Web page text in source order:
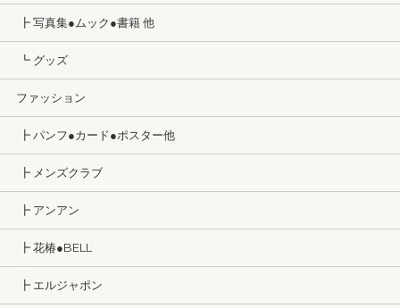
┣ 写真集●ムック●書籍 他
┗ グッズ
ファッション
┣ パンフ●カード●ポスター他
┣ メンズクラブ
┣ アンアン
┣ 花椿●BELL
┣ エルジャポン